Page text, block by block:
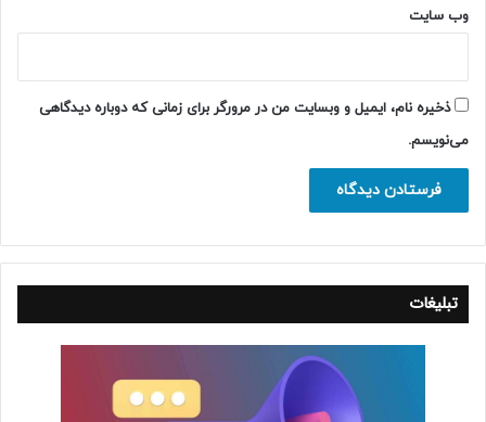
وب‌ سایت
ذخیره نام، ایمیل و وبسایت من در مرورگر برای زمانی که دوباره دیدگاهی
می‌نویسم.
تبلیغات